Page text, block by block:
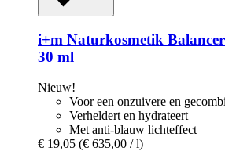
i+m Naturkosmetik
30 ml
Nieuw!
Voor een onzuivere en
Verheldert en hydrateert
Met anti-blauw lichteffect
€ 19,05 (€ 635,00 / l)